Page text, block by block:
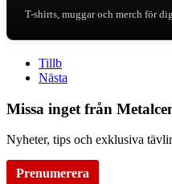
T-shirts, muggar och merch för
Tillb
Nästa
Missa inget från
Nyheter, tips och exklusiva
Prenumerera